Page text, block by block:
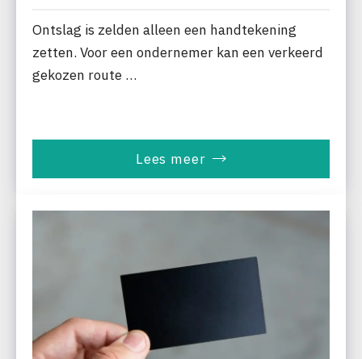
Ontslag is zelden alleen een handtekening
zetten. Voor een ondernemer kan een verkeerd
gekozen route …
Lees meer